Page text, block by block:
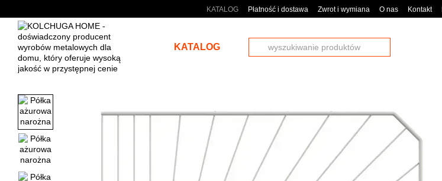
KATALOG Płatność i dostawa Zwrot i wymiana O nas Kontakt
KATALOG